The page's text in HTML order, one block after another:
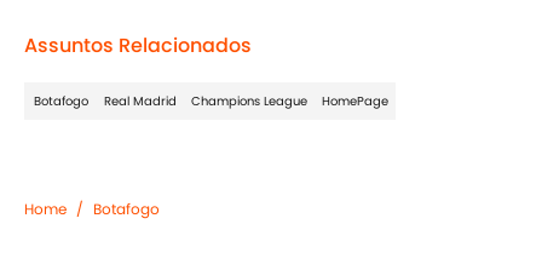
Assuntos Relacionados
Botafogo Real Madrid Champions League HomePage
Home / Botafogo